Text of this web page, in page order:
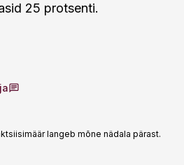
25 protsenti.
langeb mõne nädala pärast.